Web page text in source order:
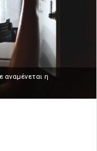
αναμένεται η